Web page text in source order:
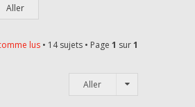
lus • 14 sujets • Page 1 sur1
Aller